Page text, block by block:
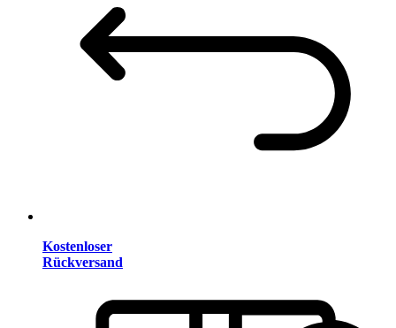
Kostenloser
Rückversand